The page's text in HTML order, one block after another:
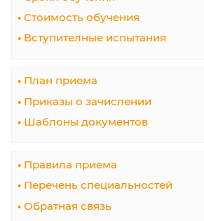
День открытых дверей
03 мая 2023
В начало